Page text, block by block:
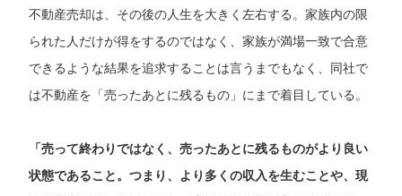
不動産売却は、その後の人生を大きく左右する。家族内の限
られた人だけが得をするのではなく、家族が満場一致で合意
できるような結果を追求することは言うまでもなく、同社で
は不動産を「売ったあとに残るもの」にまで着目している。
「売って終わりではなく、売ったあとに残るものがより良い
状態であること。つまり、より多くの収入を生むことや、現